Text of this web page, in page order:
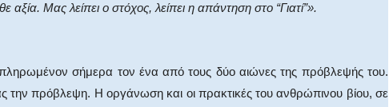
αξία. Mας λείπει ο στόχος, λείπει η απάντηση στο “Γιατί”».
σήμερα τον ένα από τους δύο αιώνες της πρόβλεψής του.
την πρόβλεψη. H οργάνωση και οι πρακτικές του ανθρώπινου βίου, σε